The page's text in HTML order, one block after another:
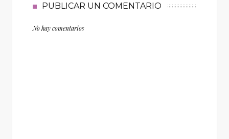
PUBLICAR UN COMENTARIO
No hay comentarios